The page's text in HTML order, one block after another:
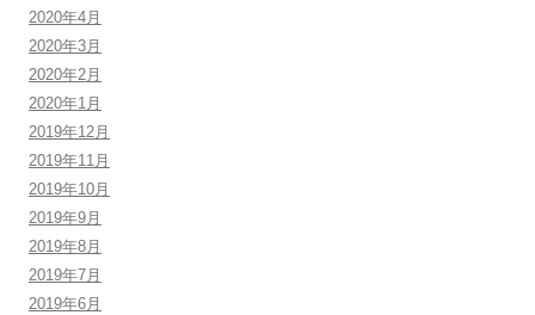
2020年4月
2020年3月
2020年2月
2020年1月
2019年12月
2019年11月
2019年10月
2019年9月
2019年8月
2019年7月
2019年6月